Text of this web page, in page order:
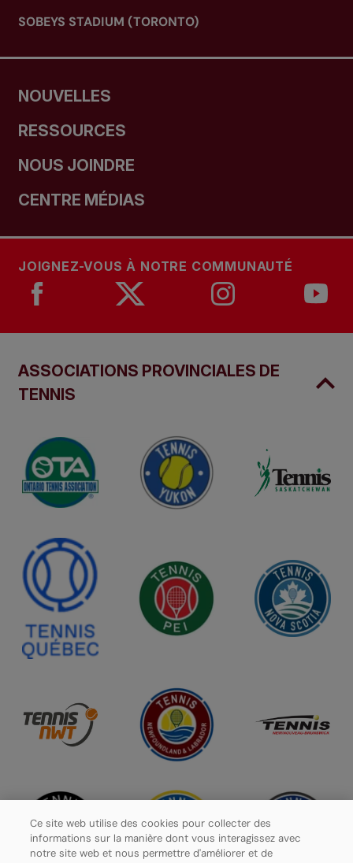
SOBEYS STADIUM (TORONTO)
NOUVELLES
RESSOURCES
NOUS JOINDRE
CENTRE MÉDIAS
JOIGNEZ-VOUS À NOTRE COMMUNAUTÉ
ASSOCIATIONS PROVINCIALES DE
TENNIS
Ce site web utilise des cookies pour collecter des
informations sur la manière dont vous interagissez avec
notre site web et nous permettre d'améliorer et de